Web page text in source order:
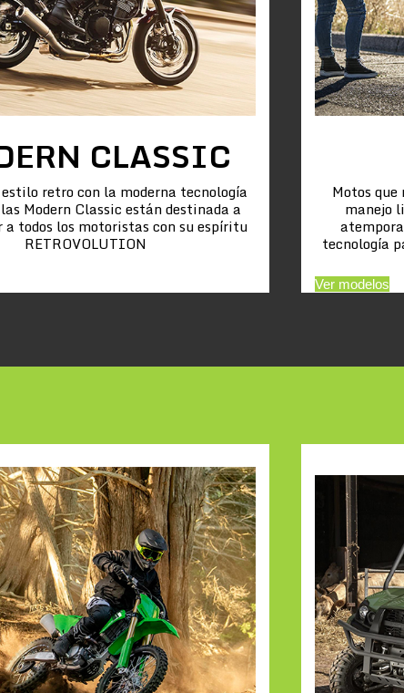
CLASSIC
retro con la moderna tecnología
Modern Classic están destinada a
a todos los motoristas con su espíritu
RETROVOLUTION
Motos
manejo
tecnología
Ver modelos